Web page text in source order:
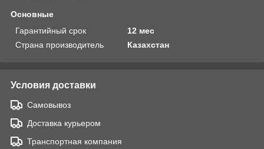
Основные
Гарантийный срок
12 мес
Страна производитель
Казахстан
Условия доставки
Самовывоз
Доставка курьером
Транспортная компания